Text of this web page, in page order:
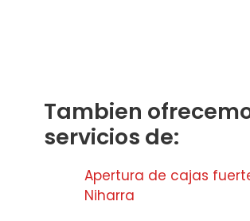
Tambien
servicios de:
Apertura de cajas
Niharra